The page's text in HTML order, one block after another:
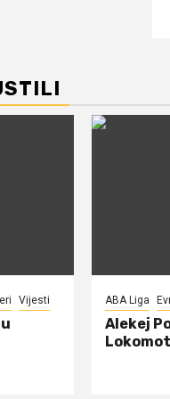
Vijesti ABA Liga
Alekej